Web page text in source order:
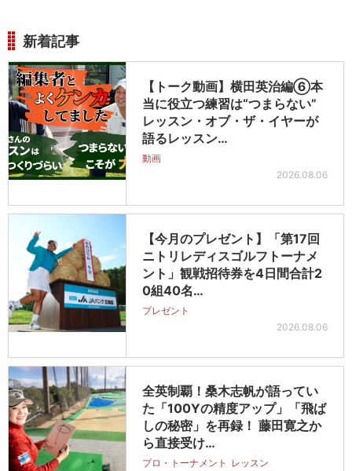
新着記事
【トーク動画】横田英治編⑥本
当に役立つ練習は“つまらない”
レッスン・オブ・ザ・イヤーが
語るレッスン…
動画
2026.08.06
【今月のプレゼント】「第17回
ニトリレディスゴルフトーナメ
ント」観戦招待券を4日間合計2
0組40名…
プレゼント
2026.08.06
全英制覇！桑木志帆が語ってい
た「100Yの精度アップ」「飛ば
しの秘密」を再録！ 藤田寛之か
ら直接受け…
プロ・トーナメント レッスン